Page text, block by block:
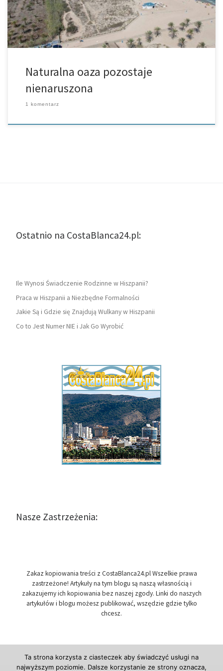
Naturalna oaza pozostaje
nienaruszona
1 komentarz
Ostatnio na CostaBlanca24.pl:
Ile Wynosi Świadczenie Rodzinne w Hiszpanii?
Praca w Hiszpanii a Niezbędne Formalności
Jakie Są i Gdzie się Znajdują Wulkany w Hiszpanii
Co to Jest Numer NIE i Jak Go Wyrobić
Nasze Zastrzeżenia:
Zakaz kopiowania treści z CostaBlanca24.pl Wszelkie prawa
zastrzeżone! Artykuły na tym blogu są naszą własnością i
zakazujemy ich kopiowania bez naszej zgody. Linki do naszych
artykułów i blogu możesz publikować, wszędzie gdzie tylko
chcesz.
Ta strona korzysta z ciasteczek aby świadczyć usługi na
najwyższym poziomie. Dalsze korzystanie ze strony oznacza,